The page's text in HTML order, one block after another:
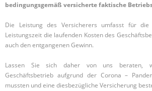
bedingungsgemäß versicherte faktische
Die Leistung des Versicherers umfasst für die
Leistungszeit die laufenden Kosten des
auch den entgangenen Gewinn.
Lassen Sie sich daher von uns beraten,
Geschäftsbetrieb aufgrund der Corona –
mussten und eine diesbezügliche Versicherung